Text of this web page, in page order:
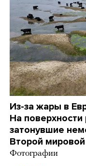
Из-за жары в
На поверхности
затонувшие
Второй мировой
Фотографии